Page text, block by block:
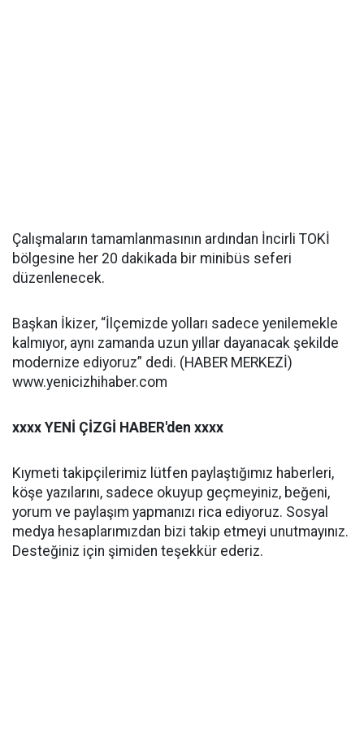
Çalışmaların tamamlanmasının ardından İncirli TOKİ
bölgesine her 20 dakikada bir minibüs seferi
düzenlenecek.
Başkan İkizer, “İlçemizde yolları sadece yenilemekle
kalmıyor, aynı zamanda uzun yıllar dayanacak şekilde
modernize ediyoruz” dedi. (HABER MERKEZİ)
www.yenicizhihaber.com
xxxx YENİ ÇİZGİ HABER'den xxxx
Kıymeti takipçilerimiz lütfen paylaştığımız haberleri,
köşe yazılarını, sadece okuyup geçmeyiniz, beğeni,
yorum ve paylaşım yapmanızı rica ediyoruz. Sosyal
medya hesaplarımızdan bizi takip etmeyi unutmayınız.
Desteğiniz için şimiden teşekkür ederiz.